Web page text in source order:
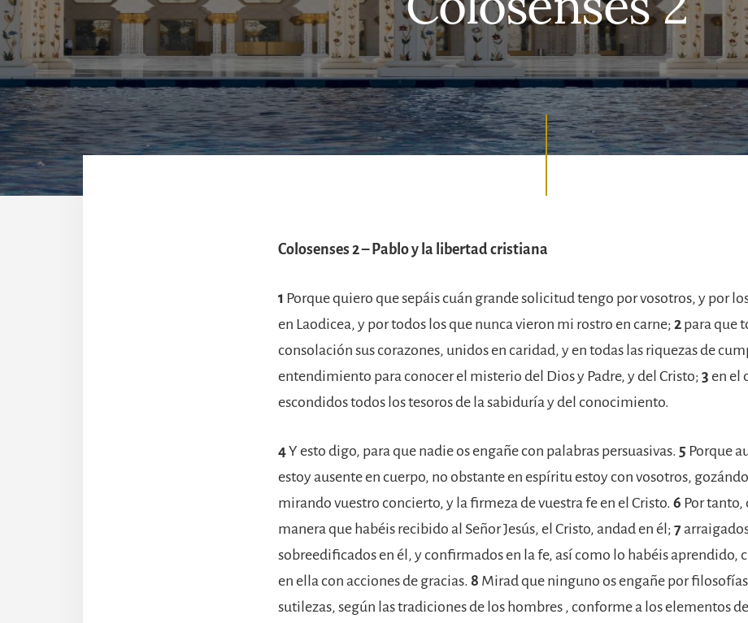
Colosenses 2 – Pablo y la libertad cristiana
1 Porque quiero que sepáis cuán grande solicitud tengo por vosotros, y por
en Laodicea, y por todos los que nunca vieron mi rostro en carne; 2 para que
consolación sus corazones, unidos en caridad, y en todas las riquezas de
entendimiento para conocer el misterio del Dios y Padre, y del Cristo; 3 en el
escondidos todos los tesoros de la sabiduría y del conocimiento.
4Y esto digo, para que nadie os engañe con palabras persuasivas. 5 Porque
estoy ausente en cuerpo, no obstante en espíritu estoy con vosotros,
mirando vuestro concierto, y la firmeza de vuestra fe en el Cristo. 6 Por tanto,
manera que habéis recibido al Señor Jesús, el Cristo, andad en él; 7
sobreedificados en él, y confirmados en la fe, así como lo habéis aprendido,
en ella con acciones de gracias. 8 Mirad que ninguno os engañe por filosofías
sutilezas, según las tradiciones de los hombres , conforme a los elementos